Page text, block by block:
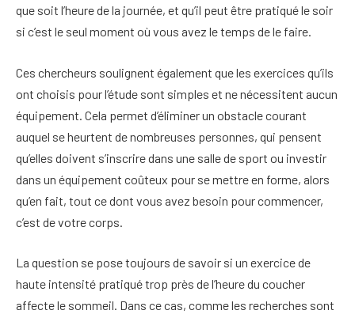
que soit l’heure de la journée, et qu’il peut être pratiqué le soir
si c’est le seul moment où vous avez le temps de le faire.
Ces chercheurs soulignent également que les exercices qu’ils
ont choisis pour l’étude sont simples et ne nécessitent aucun
équipement. Cela permet d’éliminer un obstacle courant
auquel se heurtent de nombreuses personnes, qui pensent
qu’elles doivent s’inscrire dans une salle de sport ou investir
dans un équipement coûteux pour se mettre en forme, alors
qu’en fait, tout ce dont vous avez besoin pour commencer,
c’est de votre corps.
La question se pose toujours de savoir si un exercice de
haute intensité pratiqué trop près de l’heure du coucher
affecte le sommeil. Dans ce cas, comme les recherches sont